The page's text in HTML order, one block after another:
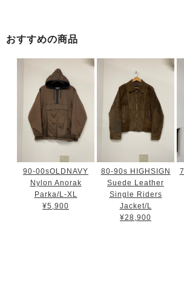
おすすめの商品
90-00sOLDNAVY
Nylon Anorak
Parka/L-XL
¥5,900
80-90s HIGHSIGN
Suede Leather
Single Riders
Jacket/L
¥28,900